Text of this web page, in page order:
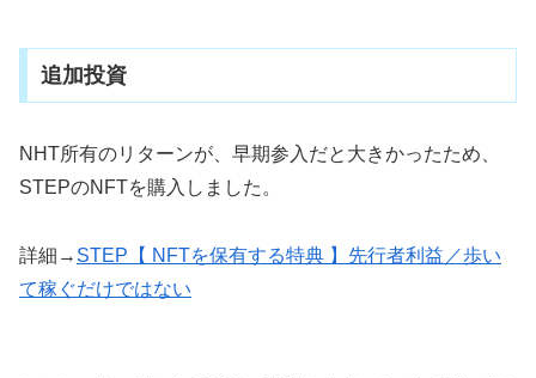
追加投資
NHT所有のリターンが、早期参入だと大きかったため、
STEPのNFTを購入しました。
詳細→ STEP【 NFTを保有する特典 】先行者利益／歩い
て稼ぐだけではない